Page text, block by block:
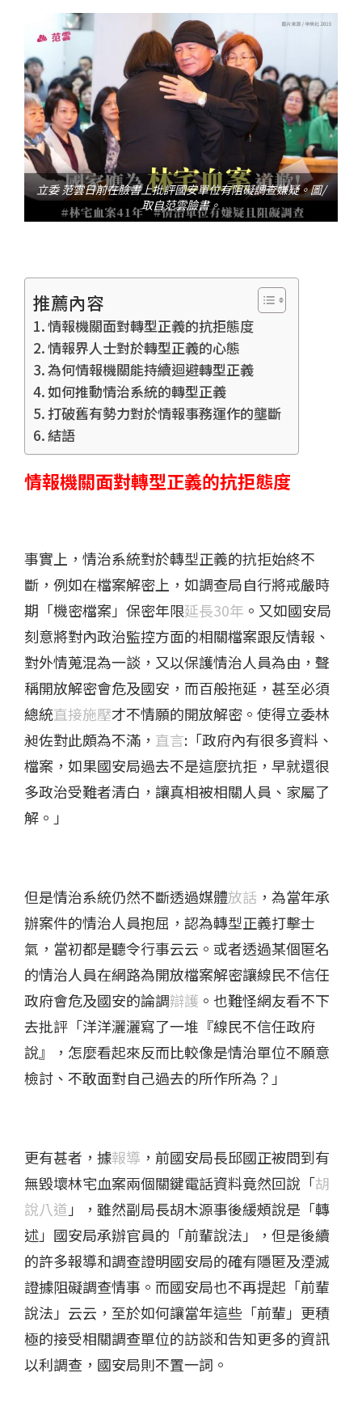
立委 范雲日前在臉書上批評國安單位有阻礙調查嫌疑。圖/
取自范雲臉書。
推薦內容
情報機關面對轉型正義的抗拒態度
情報界人士對於轉型正義的心態
為何情報機關能持續迴避轉型正義
如何推動情治系統的轉型正義
打破舊有勢力對於情報事務運作的壟斷
結語
情報機關面對轉型正義的抗拒態度
事實上，情治系統對於轉型正義的抗拒始終不
斷，例如在檔案解密上，如調查局自行將戒嚴時
期「機密檔案」保密年限延長30年 。又如國安局
刻意將對內政治監控方面的相關檔案跟反情報、
對外情蒐混為一談，又以保護情治人員為由，聲
稱開放解密會危及國安，而百般拖延，甚至必須
總統直接施壓才不情願的開放解密。使得立委林
昶佐對此頗為不滿， 直言:「政府內有很多資料、
檔案，如果國安局過去不是這麼抗拒，早就還很
多政治受難者清白，讓真相被相關人員、家屬了
解。」
但是情治系統仍然不斷透過媒體放話 ，為當年承
辦案件的情治人員抱屈，認為轉型正義打擊士
氣，當初都是聽令行事云云。或者透過某個匿名
的情治人員在網路為開放檔案解密讓線民不信任
政府會危及國安的論調辯護 。也難怪網友看不下
去批評「洋洋灑灑寫了一堆『線民不信任政府
說』，怎麼看起來反而比較像是情治單位不願意
檢討、不敢面對自己過去的所作所為？」
更有甚者，據報導 ，前國安局長邱國正被問到有
無毀壞林宅血案兩個關鍵電話資料竟然回說「胡
說八道 」，雖然副局長胡木源事後緩頰說是「轉
述」國安局承辦官員的「前輩說法」，但是後續
的許多報導和調查證明國安局的確有隱匿及湮滅
證據阻礙調查情事。而國安局也不再提起「前輩
說法」云云，至於如何讓當年這些「前輩」更積
極的接受相關調查單位的訪談和告知更多的資訊
以利調查，國安局則不置一詞。